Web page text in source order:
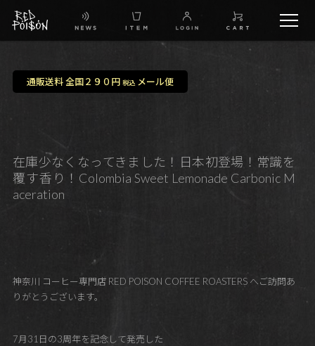
FB
通販送料 全国２９０円 税込メール便
在庫少なくなってきました！日本初登場！常識を
覆す香り！Colombia Sweet Lemonade Carbonic M
aceration
神奈川 コーヒー専門店 RED POISON COFFEE ROASTERS へご訪問あ
りがとうございます。
7月31日の3周年を記念して発売した